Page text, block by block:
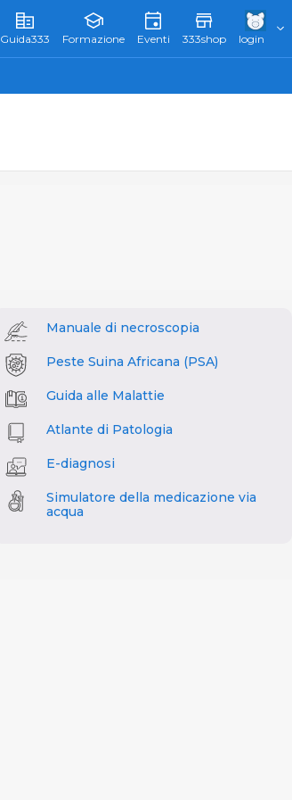
Guida333 Formazione Eventi 333shop login
Manuale di necroscopia
Peste Suina Africana (PSA)
Guida alle Malattie
Atlante di Patologia
E-diagnosi
Simulatore della medicazione via
acqua